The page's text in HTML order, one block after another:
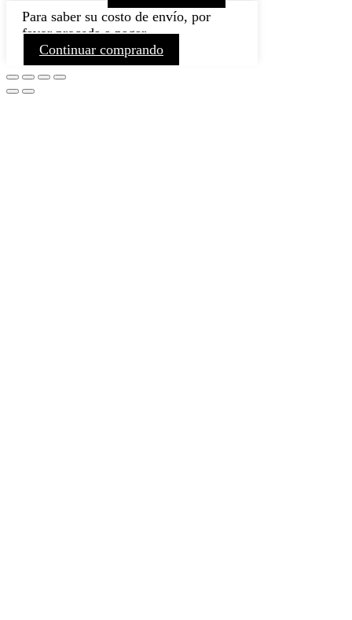
Para saber su costo de envío, por
favor proceda a pagar.
Continuar comprando